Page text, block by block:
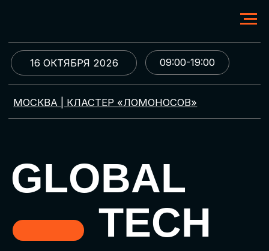
МОСКВА | КЛАСТЕР «ЛОМОНОСОВ»
GLOBAL
TECH
FORUM
Цифровая трансформация
и автоматизация бизнеса
09:00-19:00
16 ОКТЯБРЯ 2026